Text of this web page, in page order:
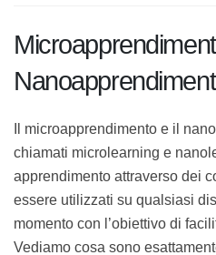
formazione aziendale.
Il microapprendimento e il
chiamati microlearning e
di apprendimento